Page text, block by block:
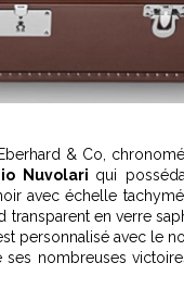
& Co,
Nuvolari qui
avec échelle
transparent en verre
personnalisé avec le
nombreuses